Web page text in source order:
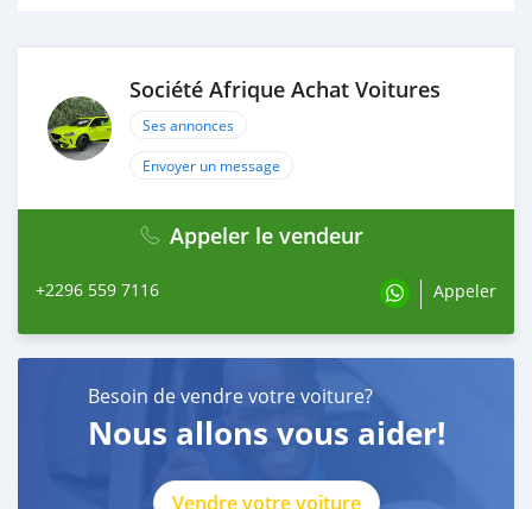
Société Afrique Achat Voitures
Ses annonces
Envoyer un message
Appeler le vendeur
+2296 559 7116 Appeler
Besoin de vendre votre voiture?
Nous allons vous aider!
Vendre votre voiture